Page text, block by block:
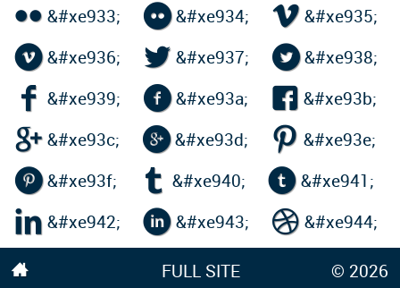
 &#xe933; &#xe934; &#xe935;
&#xe936; &#xe937; &#xe938;
 &#xe939; &#xe93a;  &#xe93b;
&#xe93c; &#xe93d;  &#xe93e;
&#xe93f;  &#xe940; &#xe941;
 &#xe942; &#xe943;  &#xe944;
 FULL SITE © 2026